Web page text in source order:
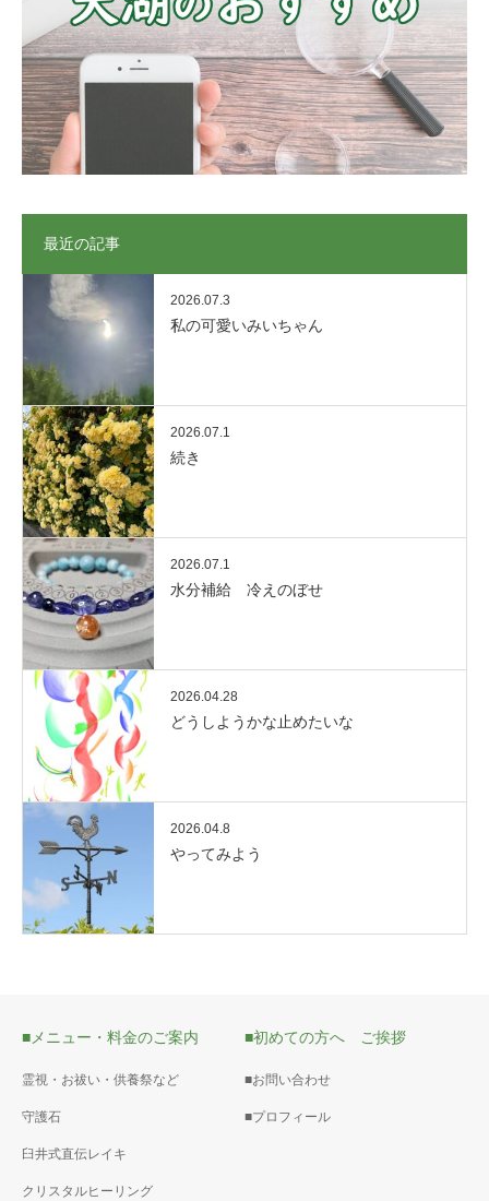
最近の記事
2026.07.3
私の可愛いみいちゃん
2026.07.1
続き
2026.07.1
水分補給 冷えのぼせ
2026.04.28
どうしようかな止めたいな
2026.04.8
やってみよう
■メニュー・料金のご案内
霊視・お祓い・供養祭など
守護石
臼井式直伝レイキ
クリスタルヒーリング
■初めての方へ ご挨拶
■お問い合わせ
■プロフィール